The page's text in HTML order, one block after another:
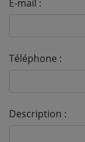
E-mail :
Téléphone :
Description :